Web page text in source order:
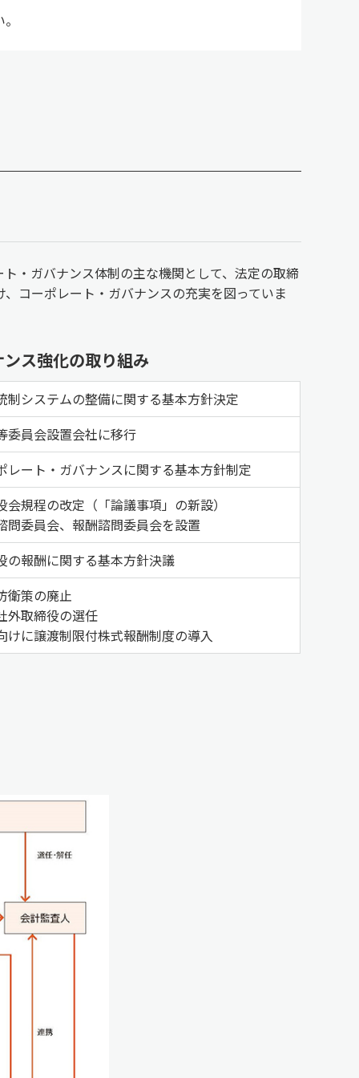
・ガバナンス体制の主な機関として、法定の取締
コーポレート・ガバナンスの充実を図っていま
ス強化の取り組み
制システムの整備に関する基本方針決定
委員会設置会社に移行
レート・ガバナンスに関する基本方針制定
会規程の改定（「論議事項」の新設）
問委員会、報酬諮問委員会を設置
の報酬に関する基本方針決議
衛策の廃止
外取締役の選任
けに譲渡制限付株式報酬制度の導入